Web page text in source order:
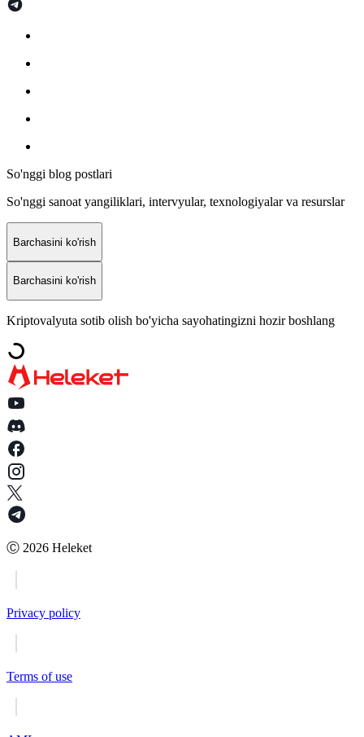
So'nggi blog postlari
So'nggi sanoat yangiliklari, intervyular, texnologiyalar va resurslar
Barchasini ko'rish
Barchasini ko'rish
Kriptovalyuta sotib olish bo'yicha sayohatingizni hozir boshlang
Ⓒ 2026 Heleket
Privacy policy
Terms of use